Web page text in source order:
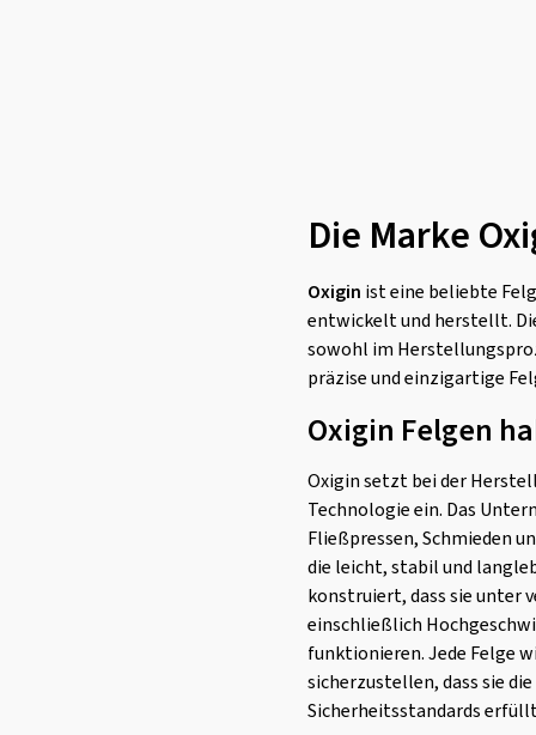
Die Marke
Oxigin ist eine beliebte
entwickelt und herstellt.
sowohl im
präzise und einzigartige
Oxigin Felgen
Oxigin setzt bei der
Technologie ein. Das
Fließpressen, Schmieden
die leicht, stabil und
konstruiert, dass sie unter
einschließlich
funktionieren. Jede Felge
sicherzustellen, dass sie
Sicherheitsstandards